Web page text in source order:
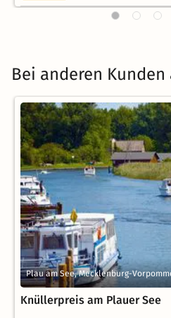
Bei anderen
Plau am See, Mecklenburg-
Knüllerpreis am Plauer See